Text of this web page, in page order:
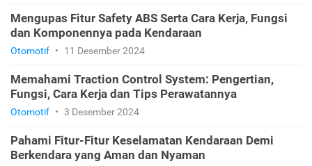
Mengupas Fitur Safety ABS Serta Cara Kerja, Fungsi
dan Komponennya pada Kendaraan
Otomotif • 11 Desember 2024
Memahami Traction Control System: Pengertian,
Fungsi, Cara Kerja dan Tips Perawatannya
Otomotif • 3 Desember 2024
Pahami Fitur-Fitur Keselamatan Kendaraan Demi
Berkendara yang Aman dan Nyaman